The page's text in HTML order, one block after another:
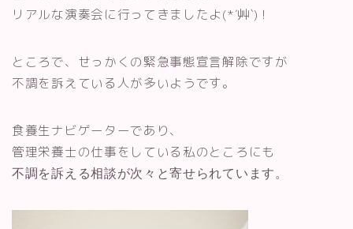
リアルな演奏会に行ってきましたよ(*´艸`)！
ところで、せっかくの緊急事態宣言解除ですが
不調を訴えている人が多いようです。
食養生ナビゲーターであり、
管理栄養士の仕事をしている私のところにも
不調を訴える相談が次々と寄せられています。